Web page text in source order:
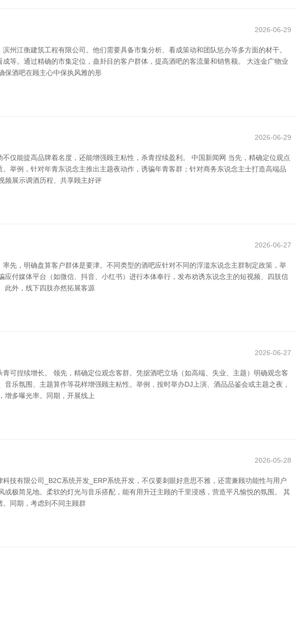
2026-06-29
江衡建筑工程有限公司。他们需要具备市集分析、看成策动和团队惩办等多方面的材干。
等。通过精确的市集定位，蛊卦目的客户群体，提高酒吧的客流量和销售额。 大连金广物业
保酒吧在顾主心中保执风雅的形
2026-06-29
仅能提高品牌着名度，还能增强顾主粘性，杀青捏续盈利。 中国新闻网 当先，精确定位观点
举例，针对年青东说念主推出主题夜动作，诱骗年青客群；针对商务东说念主士打造高端品
频展示调酒历程、共享顾主好评
2026-06-27
先，明确盘算客户群体是要津。不同类型的酒吧应针对不同的浮滥东说念主群制定政策，举
付媒体平台（如微信、抖音、小红书）进行本体奉行，发布劝诱东说念主的短视频、四肢信
此外，线下四肢亦然拓展客源
2026-06-27
可捏续增长。 领先，精确定位观念客群。凭据酒吧立场（如高端、失业、主题）明确观念客
乐氛围、主题算作等花样增强顾主粘性。举例，按时举办DJ上演、酒品品鉴会或主题之夜，
增多曝光率。同期，开展线上
2026-05-28
技有限公司_B2C系统开发_ERP系统开发，不仅要刺眼好意思不雅，还需兼顾功能性与用户
极简见地。柔软的灯光与音乐搭配，能有用升迁主顾的千里浸感，营造平凡愉悦的氛围。 其
同期，考虑到不同主顾群